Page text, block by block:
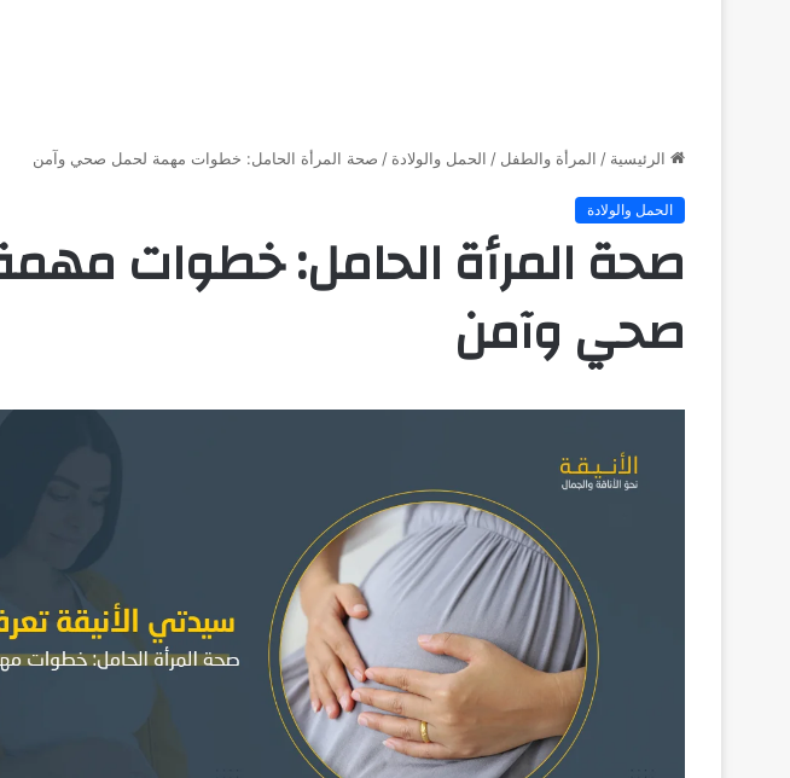
الرئيسية / المرأة والطفل / الحمل والولادة / صحة المرأة الحامل: خطوات مهمة لحمل صحي وآمن
الحمل والولادة
صحة المرأة الحامل: خطوات
صحي وآمن